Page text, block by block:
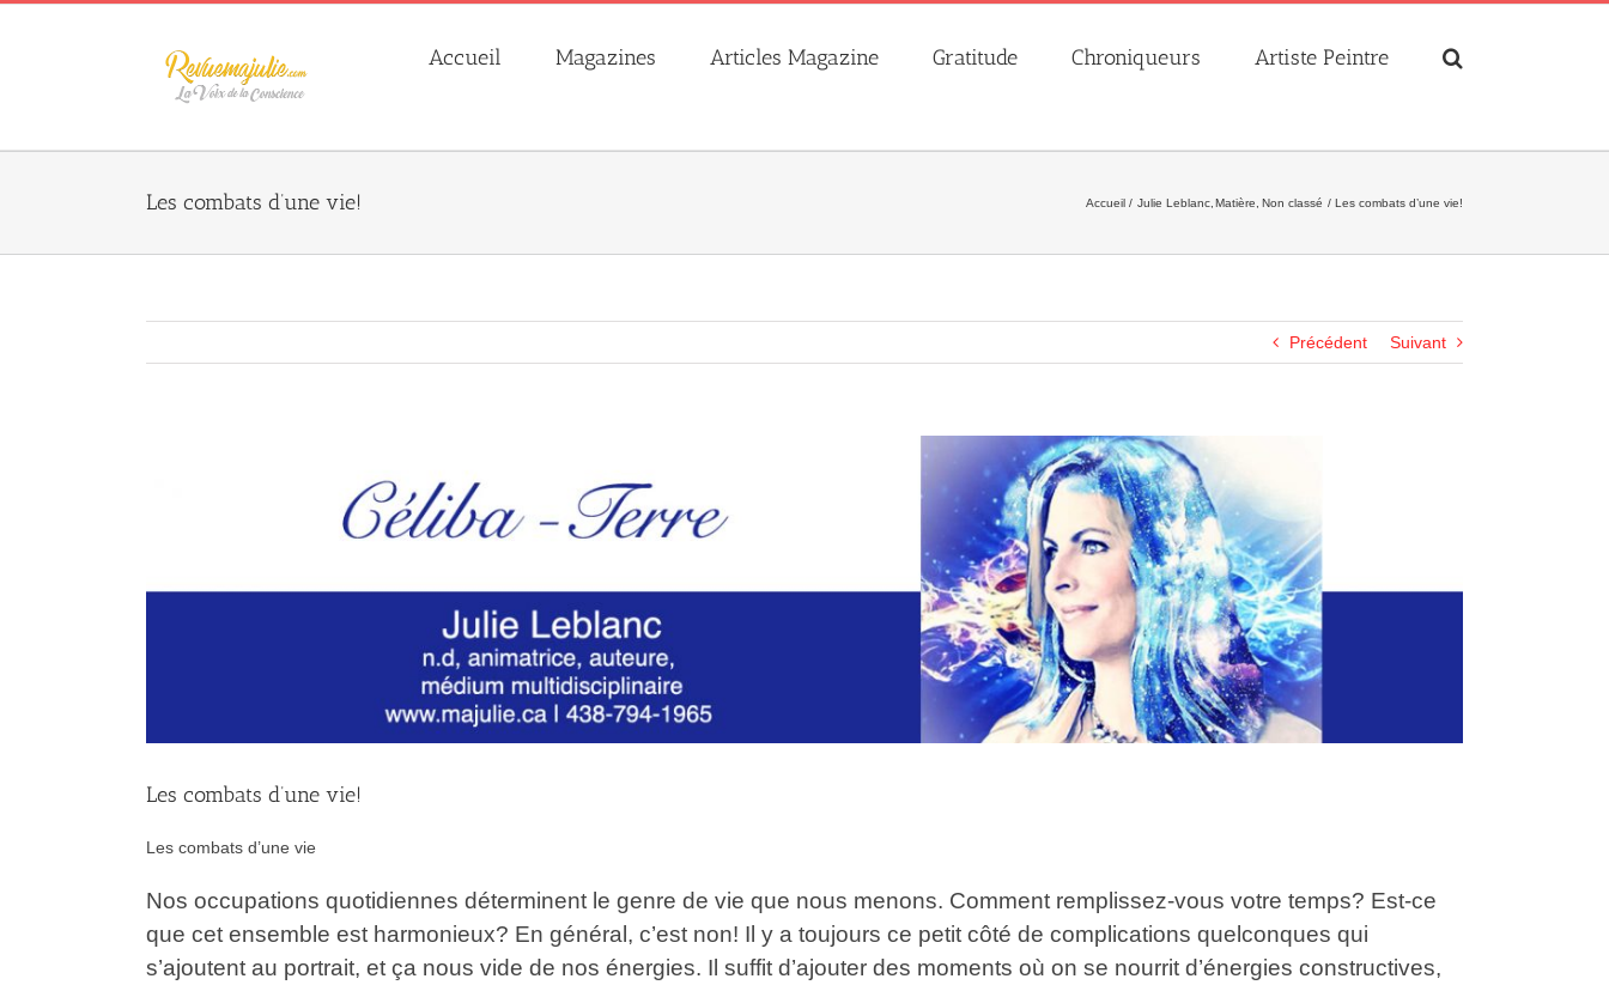
Skip
Accueil Magazines Articles Magazine Gratitude Chroniqueurs Artiste Peintre
Les combats d’une vie! Accueil Julie Leblanc Matière Non classé Les combats d’une vie!
Précédent Suivant
Les combats d’une vie!
Les combats d’une vie
Nos occupations quotidiennes déterminent le genre de vie que nous menons. Comment remplissez-vous votre temps? Est-ce
que cet ensemble est harmonieux? En général, c’est non! Il y a toujours ce petit côté de complications quelconques qui
s’ajoutent au portrait, et ça nous vide de nos énergies. Il suffit d’ajouter des moments où on se nourrit d’énergies constructives,